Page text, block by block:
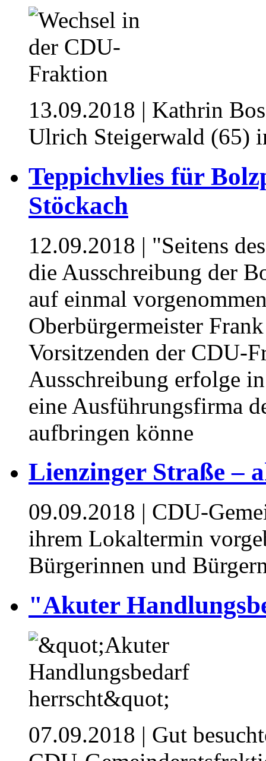
13.09.2018 | Kathrin
Ulrich Steigerwald (65)
Teppichvlies für
Stöckach
12.09.2018 | "Seitens
die Ausschreibung der
auf einmal
Oberbürgermeister
Vorsitzenden der CDU-
Ausschreibung erfolge
eine Ausführungsfirma
aufbringen könne
Lienzinger Straße –
09.09.2018 | CDU-
ihrem Lokaltermin
Bürgerinnen und
"Akuter
07.09.2018 | Gut